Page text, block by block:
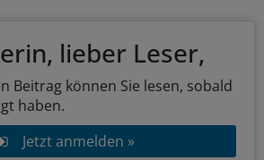
lieber Leser,
Beitrag können Sie lesen, sobald
haben.
Jetzt anmelden »